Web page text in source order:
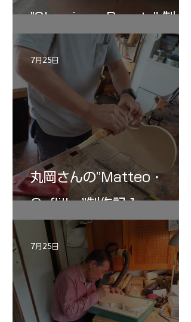
"Sleeping・Beauty” 制作
記 30
丸岡さんの”Matteo・
Gofliller”制作記１
7月25日
7月25日